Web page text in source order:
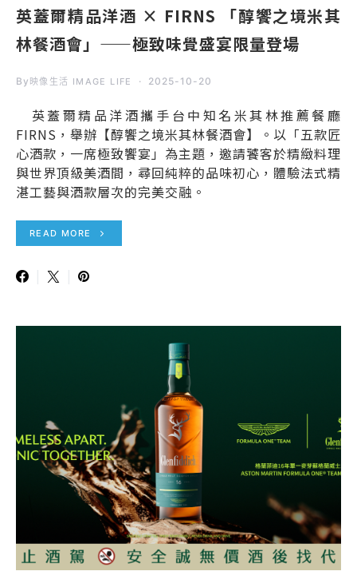
英蓋爾精品洋酒 × FIRNS 「醇饗之境米其
林餐酒會」——極致味覺盛宴限量登場
By 映像生活 IMAGE LIFE 2025-10-20
英蓋爾精品洋酒攜手台中知名米其林推薦餐廳
FIRNS，舉辦【醇饗之境米其林餐酒會】。以「五款匠
心酒款，一席極致饗宴」為主題，邀請饕客於精緻料理
與世界頂級美酒間，尋回純粹的品味初心，體驗法式精
湛工藝與酒款層次的完美交融。
READ MORE